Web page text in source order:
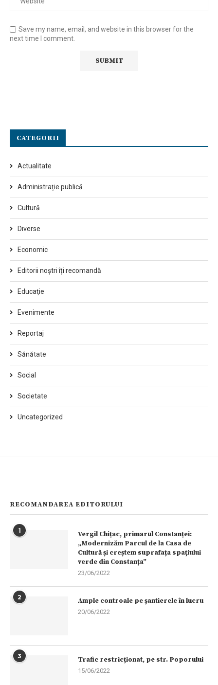
Save my name, email, and website in this browser for the
next time I comment.
CATEGORII
Actualitate
Administrație publică
Cultură
Diverse
Economic
Editorii noștri îți recomandă
Educaţie
Evenimente
Reportaj
Sănătate
Social
Societate
Uncategorized
RECOMANDAREA EDITORULUI
1
Vergil Chițac, primarul Constanței:
„Modernizăm Parcul de la Casa de
Cultură și creștem suprafața spațiului
verde din Constanța”
23/06/2022
2 Ample controale pe șantierele în lucru
20/06/2022
3 Trafic restricționat, pe str. Poporului
15/06/2022